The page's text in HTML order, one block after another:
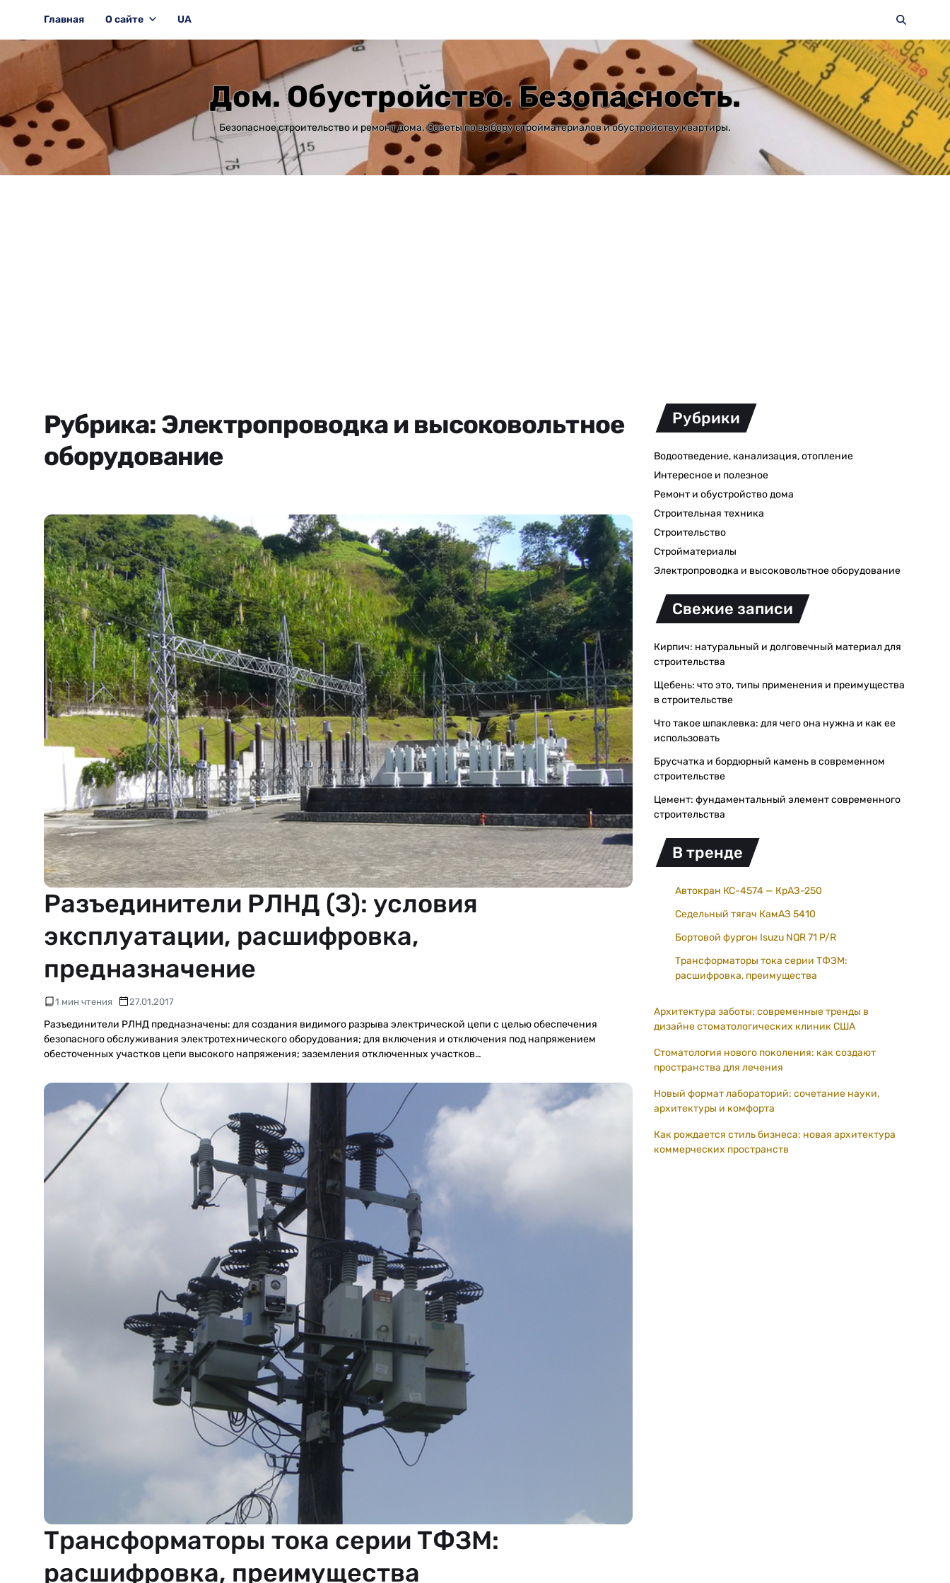
Главная О сайте UA
Дом. Обустройство. Безопасность.
Безопасное строительство и ремонт дома. Советы по выбору стройматериалов и обустройству квартиры.
Рубрика: Электропроводка и высоковольтное
оборудование
Разъединители РЛНД (З): условия
эксплуатации, расшифровка,
предназначение
1 мин чтения 27.01.2017
Разъединители РЛНД предназначены: для создания видимого разрыва электрической цепи с целью обеспечения
безопасного обслуживания электротехнического оборудования; для включения и отключения под напряжением
обесточенных участков цепи высокого напряжения; заземления отключенных участков…
Трансформаторы тока серии ТФЗМ:
расшифровка, преимущества
Рубрики
Водоотведение, канализация, отопление
Интересное и полезное
Ремонт и обустройство дома
Строительная техника
Строительство
Стройматериалы
Электропроводка и высоковольтное оборудование
Свежие записи
Кирпич: натуральный и долговечный материал для
строительства
Щебень: что это, типы применения и преимущества
в строительстве
Что такое шпаклевка: для чего она нужна и как ее
использовать
Брусчатка и бордюрный камень в современном
строительстве
Цемент: фундаментальный элемент современного
строительства
В тренде
Автокран КС-4574 — КрАЗ-250
Седельный тягач КамАЗ 5410
Бортовой фургон Isuzu NQR 71 P/R
Трансформаторы тока серии ТФЗМ:
расшифровка, преимущества
Архитектура заботы: современные тренды в
дизайне стоматологических клиник США
Стоматология нового поколения: как создают
пространства для лечения
Новый формат лабораторий: сочетание науки,
архитектуры и комфорта
Как рождается стиль бизнеса: новая архитектура
коммерческих пространств